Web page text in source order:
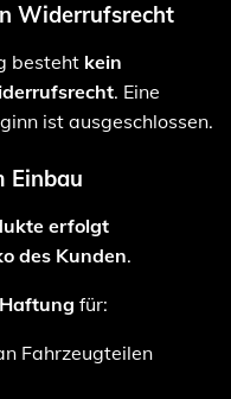
Widerrufsrecht
besteht kein
. Eine
ist ausgeschlossen.
Einbau
erfolgt
des Kunden.
für:
Fahrzeugteilen